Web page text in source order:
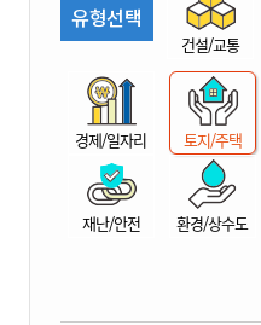
시
산
유형선택
건설/교통
경제/일자리 토지/주택
재난/안전 환경/상수도